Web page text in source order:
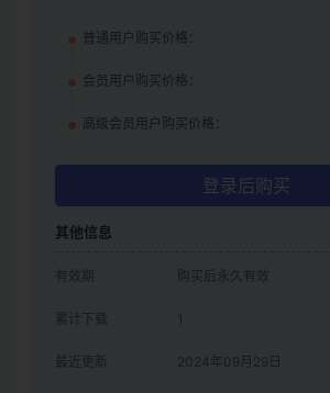
普通用户购买价格：
会员用户购买价格：
高级会员用户购买价格：
登录后购买
其他信息
有效期 购买后永久有效
累计下载 1
最近更新 2024年09月29日